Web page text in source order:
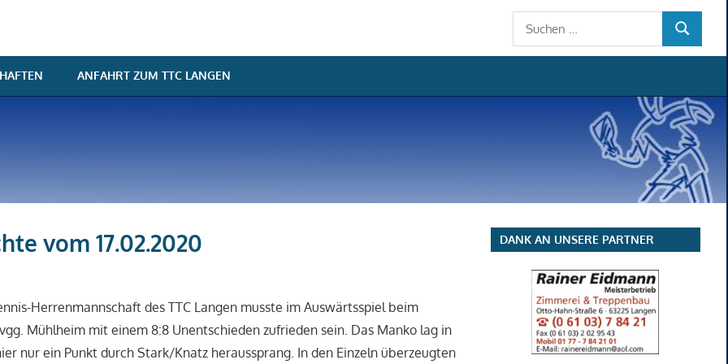
SUCHEN
ANFAHRT ZUM TTC LANGEN
vom 17.02.2020
Herrenmannschaft des TTC Langen musste im Auswärtsspiel beim
Mühlheim mit einem 8:8 Unentschieden zufrieden sein. Das Manko lag in
nur ein Punkt durch Stark/Knatz heraussprang. In den Einzeln überzeugten
DANK AN UNSERE PARTNER